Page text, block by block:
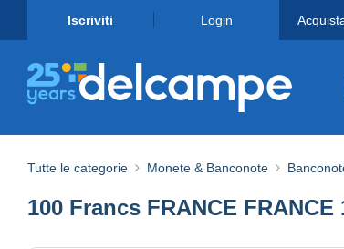
Iscriviti Login
Tutte le categorie Monete & Banconote
100 Francs FRANCE FRANCE